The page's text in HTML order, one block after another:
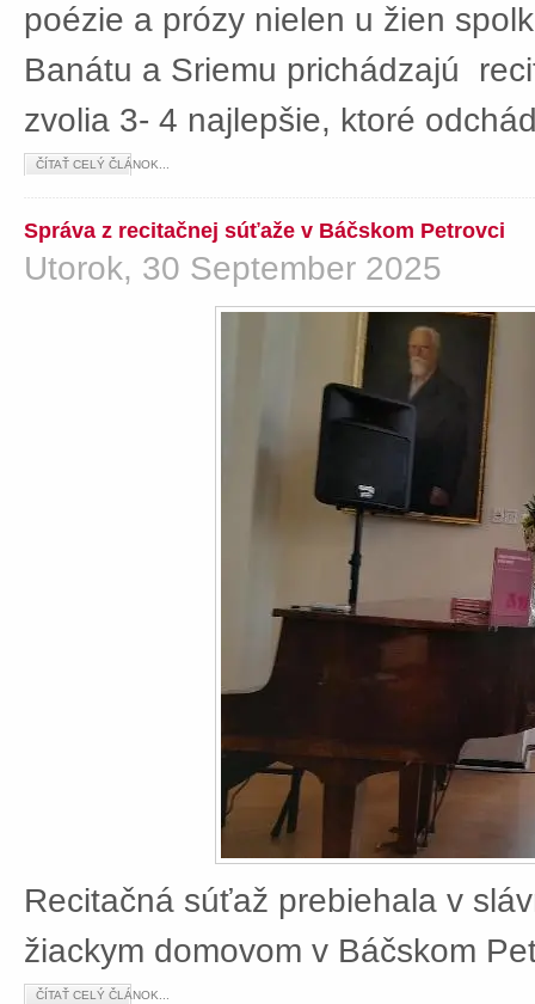
poézie a prózy nielen u žien
Banátu a Sriemu prichádzajú
zvolia 3- 4 najlepšie, ktoré
ČÍTAŤ CELÝ ČLÁNOK...
Správa z recitačnej súťaže v Báčskom Petrovci
Utorok, 30 September 2025
Recitačná súťaž prebiehala v
žiackym domovom v Báčskom
ČÍTAŤ CELÝ ČLÁNOK...